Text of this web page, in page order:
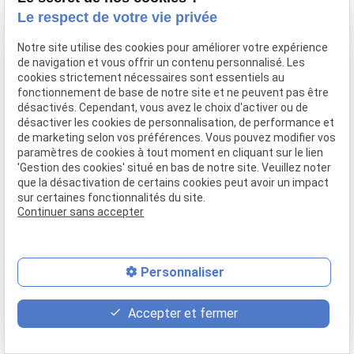
Confier mon bien
Contact
Mentions légalesPolitique de confidentialité
Gestion des cookiesPlan du site
place
Plan d'accès
contact_page
Contact
phone
04 37 28 61 56
Le respect de votre vie privée
Notre site utilise des cookies pour améliorer votre expérience
de navigation et vous offrir un contenu personnalisé. Les
cookies strictement nécessaires sont essentiels au
fonctionnement de base de notre site et ne peuvent pas être
désactivés. Cependant, vous avez le choix d'activer ou de
désactiver les cookies de personnalisation, de performance et
de marketing selon vos préférences. Vous pouvez modifier vos
paramètres de cookies à tout moment en cliquant sur le lien
'Gestion des cookies' situé en bas de notre site. Veuillez noter
que la désactivation de certains cookies peut avoir un impact
sur certaines fonctionnalités du site.
Continuer sans accepter
Personnaliser
Accepter et fermer